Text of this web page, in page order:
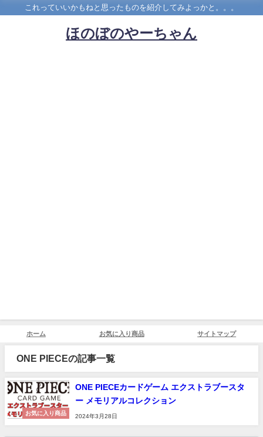
これっていいかもねと思ったものを紹介してみよっかと。。。
ほのぼのやーちゃん
ホーム お気に入り商品 サイトマップ
ONE PIECEの記事一覧
お気に入り商品
ONE PIECEカードゲーム エクストラブースタ
ー メモリアルコレクション
2024年3月28日